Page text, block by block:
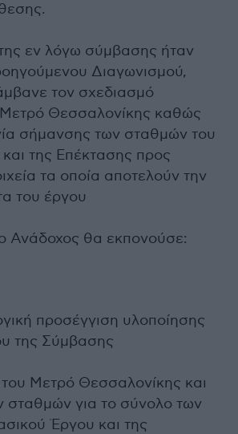
της εν λόγω σύμβασης ήταν
Διαγωνισμού,
τον σχεδιασμό
Θεσσαλονίκης καθώς
σήμανσης των σταθμών του
της Επέκτασης προς
τα οποία αποτελούν την
του έργου
Ανάδοχος θα εκπονούσε:
προσέγγιση υλοποίησης
της Σύμβασης
Μετρό Θεσσαλονίκης και
σταθμών για το σύνολο των
Έργου και της